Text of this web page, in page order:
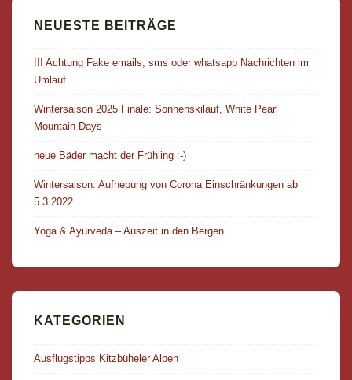
NEUESTE BEITRÄGE
!!! Achtung Fake emails, sms oder whatsapp Nachrichten im
Umlauf
Wintersaison 2025 Finale: Sonnenskilauf, White Pearl
Mountain Days
neue Bäder macht der Frühling :-)
Wintersaison: Aufhebung von Corona Einschränkungen ab
5.3.2022
Yoga & Ayurveda – Auszeit in den Bergen
KATEGORIEN
Ausflugstipps Kitzbüheler Alpen